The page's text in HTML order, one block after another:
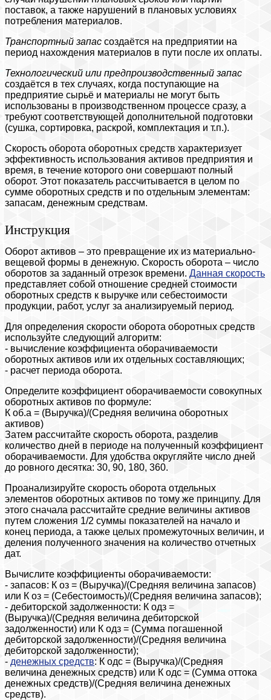
поставок, а также нарушений в плановых условиях
потребления материалов.
Транспортный запас создаётся на предприятии на
период нахождения материалов в пути после их оплаты.
Технологический или предпроизводственный запас
создаётся в тех случаях, когда поступающие на
предприятие сырьё и материалы не могут быть
использованы в производственном процессе сразу, а
требуют соответствующей дополнительной подготовки
(сушка, сортировка, раскрой, комплектация и т.п.).
Скорость оборота оборотных средств характеризует
эффективность использования активов предприятия и
время, в течение которого они совершают полный
оборот. Этот показатель рассчитывается в целом по
сумме оборотных средств и по отдельным элементам:
запасам, денежным средствам.
Инструкция
Оборот активов – это превращение их из материально-
вещевой формы в денежную. Скорость оборота – число
оборотов за заданный отрезок времени. Данная скорость
представляет собой отношение средней стоимости
оборотных средств к выручке или себестоимости
продукции, работ, услуг за анализируемый период.
Для определения скорости оборота оборотных средств
используйте следующий алгоритм:
- вычисление коэффициента оборачиваемости
оборотных активов или их отдельных составляющих;
- расчет периода оборота.
Определите коэффициент оборачиваемости совокупных
оборотных активов по формуле:
К об.а = (Выручка)/(Средняя величина оборотных
активов)
Затем рассчитайте скорость оборота, разделив
количество дней в периоде на полученный коэффициент
оборачиваемости. Для удобства округляйте число дней
до ровного десятка: 30, 90, 180, 360.
Проанализируйте скорость оборота отдельных
элементов оборотных активов по тому же принципу. Для
этого сначала рассчитайте средние величины активов
путем сложения 1/2 суммы показателей на начало и
конец периода, а также целых промежуточных величин, и
деления полученного значения на количество отчетных
дат.
Вычислите коэффициенты оборачиваемости:
- запасов: К оз = (Выручка)/(Средняя величина запасов)
или К оз = (Себестоимость)/(Средняя величина запасов);
- дебиторской задолженности: К одз =
(Выручка)/(Средняя величина дебиторской
задолженности) или К одз = (Сумма погашенной
дебиторской задолженности)/(Средняя величина
дебиторской задолженности);
- денежных средств: К одс = (Выручка)/(Средняя
величина денежных средств) или К одс = (Сумма оттока
денежных средств)/(Средняя величина денежных
средств).